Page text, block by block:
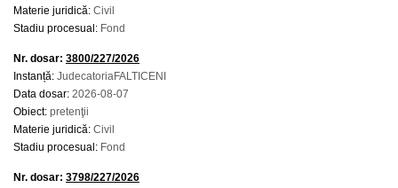
Materie juridică: Civil
Stadiu procesual: Fond
Nr. dosar: 3800/227/2026
Instanță: JudecatoriaFALTICENI
Data dosar: 2026-08-07
Obiect: pretenţii
Materie juridică: Civil
Stadiu procesual: Fond
Nr. dosar: 3798/227/2026